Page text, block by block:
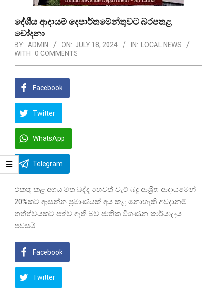
දේශීය ආදායම් දෙපාර්තමේන්තුවට බරපතළ
චෝදනා
BY: ADMIN ON: JULY 18, 2024 IN:
LOCAL NEWS
WITH: 0 COMMENTS
Facebook
Twitter
WhatsApp
Telegram
එකතු කළ අගය මත බද්ද හෙවත් වැට් බදු ආශ්‍රිත ආදායමෙන්
20%කට ආසන්න ප්‍රමාණයක් අය කළ නොහැකි අවදානම්
තත්ත්වයකට පත්ව ඇති බව ජාතික විගණන කාර්යාලය
පවසයි
Facebook
Twitter